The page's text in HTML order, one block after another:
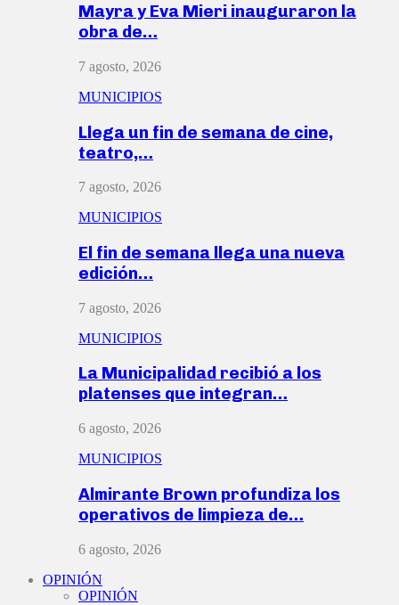
Mayra y Eva Mieri inauguraron la
obra de…
7 agosto, 2026
MUNICIPIOS
Llega un fin de semana de cine,
teatro,…
7 agosto, 2026
MUNICIPIOS
El fin de semana llega una nueva
edición…
7 agosto, 2026
MUNICIPIOS
La Municipalidad recibió a los
platenses que integran…
6 agosto, 2026
MUNICIPIOS
Almirante Brown profundiza los
operativos de limpieza de…
6 agosto, 2026
OPINIÓN
OPINIÓN